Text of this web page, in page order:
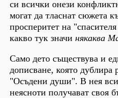
си всички онези
могат да тласнат сюжета
просперитет на
какво тук значи някаква
Само дето съществува и
дописване, която дублира
"Осъдени души". В нея
неясноти получават своя